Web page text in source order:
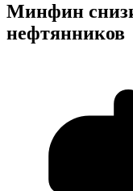
Минфин
нефтянников